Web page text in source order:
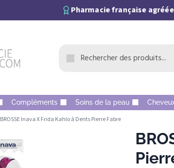
Pharmacie française agréée
Compléments Soins de la peau
BROSSE Inava X Frida Kahlo à Dents Pierre Fabre